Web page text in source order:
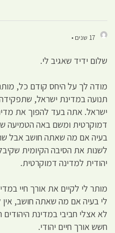
17 שנים •
שלום ידיד שאגיב לי.
מודה לך על היחס קודם כל,
תנועה במדינת ישראל,
ישראל. אתה בעד להפוך את
דמוקרטית ומשם באה הטמיעה
בעיה אם מה שאתה חושב אבל
לשנות את הסיבה הקיומית
יהודית למדינה דמוקרטית.
מותר לי לקיים את אורך חיי
לי בעיה אם מה שאתה חושב,
לא אצלי חביבי במדינת
חשש אורך חיים יהודי.